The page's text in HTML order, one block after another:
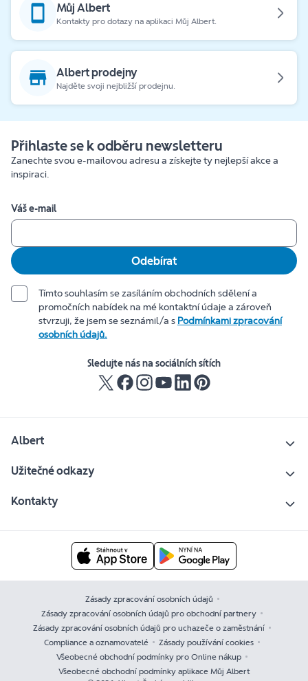
Můj Albert
Kontakty pro dotazy na aplikaci Můj Albert.
Albert prodejny
Najděte svoji nejbližší prodejnu.
Přihlaste se k odběru newsletteru
Zanechte svou e-mailovou adresu a získejte ty nejlepší akce a
inspiraci.
Váš e-mail
Odebírat
Tímto souhlasím se zasíláním obchodních sdělení a
promočních nabídek na mé kontaktní údaje a zároveň
stvrzuji, že jsem se seznámil/a s Podmínkami zpracování
osobních údajů.
Sledujte nás na sociálních sítích
Albert
Užitečné odkazy
Kontakty
Zásady zpracování osobních údajů
Zásady zpracování osobních údajů pro obchodní partnery
Zásady zpracování osobních údajů pro uchazeče o zaměstnání
Compliance a oznamovatelé
Zásady používání cookies
Všeobecné obchodní podmínky pro Online nákup
Všeobecné obchodní podmínky aplikace Můj Albert